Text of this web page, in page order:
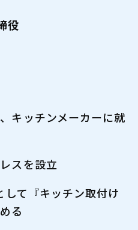
役
キッチンメーカーに就
スを設立
て『キッチン取付け
る